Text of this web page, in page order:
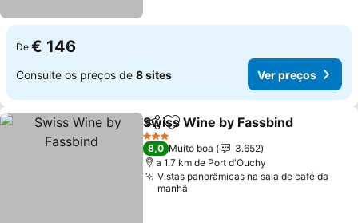
De € 146
Consulte os preços de 8 sites Ver preços
PartilharAdicionar aos favoritos
Swiss Wine by Fassbind
3 Estrelas
8,0 Muito boa
3.652
a 1.7 km de Port d'Ouchy
Vistas panorâmicas na sala de café da
manhã